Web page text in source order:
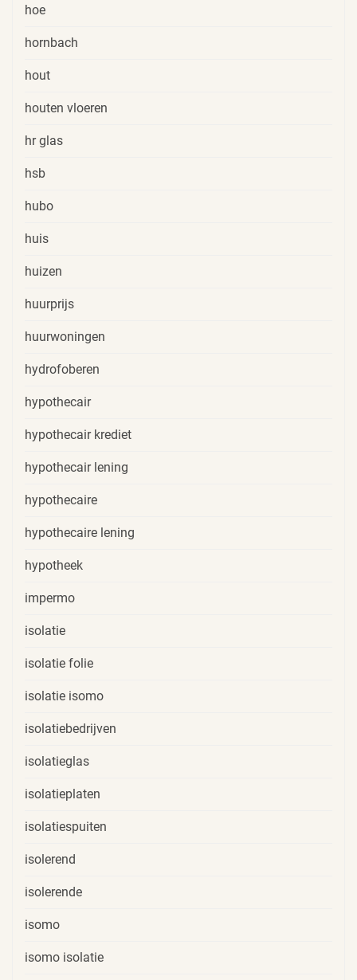
hoe
hornbach
hout
houten vloeren
hr glas
hsb
hubo
huis
huizen
huurprijs
huurwoningen
hydrofoberen
hypothecair
hypothecair krediet
hypothecair lening
hypothecaire
hypothecaire lening
hypotheek
impermo
isolatie
isolatie folie
isolatie isomo
isolatiebedrijven
isolatieglas
isolatieplaten
isolatiespuiten
isolerend
isolerende
isomo
isomo isolatie